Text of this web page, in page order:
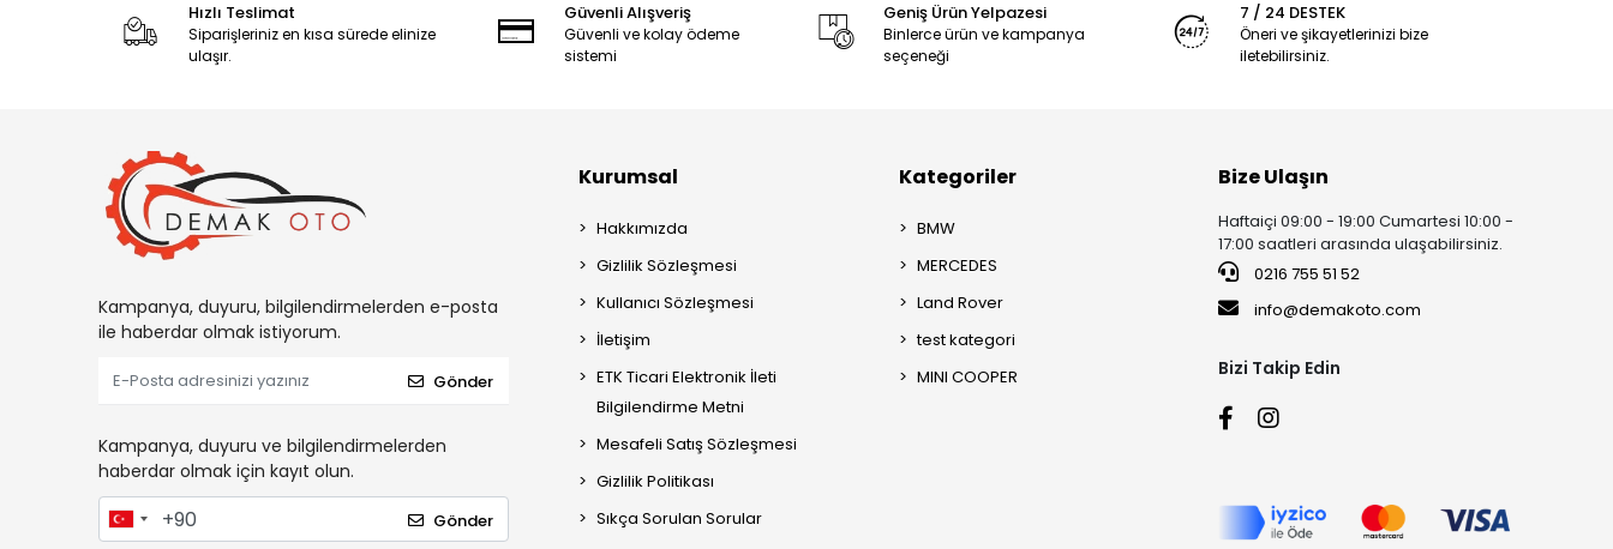
Hızlı Teslimat
Siparişleriniz en kısa sürede elinize
ulaşır.
Güvenli Alışveriş
Güvenli ve kolay ödeme
sistemi
Geniş Ürün Yelpazesi
Binlerce ürün ve kampanya
seçeneği
7 / 24 DESTEK
Öneri ve şikayetlerinizi bize
iletebilirsiniz.
Kampanya, duyuru, bilgilendirmelerden e-posta
ile haberdar olmak istiyorum.
Gönder
Kampanya, duyuru ve bilgilendirmelerden
haberdar olmak için kayıt olun.
Gönder
Kurumsal
Hakkımızda
Gizlilik Sözleşmesi
Kullanıcı Sözleşmesi
İletişim
ETK Ticari Elektronik İleti
Bilgilendirme Metni
Mesafeli Satış Sözleşmesi
Gizlilik Politikası
Sıkça Sorulan Sorular
Kategoriler
BMW
MERCEDES
Land Rover
test kategori
MINI COOPER
Bize Ulaşın
Haftaiçi 09:00 - 19:00 Cumartesi 10:00 -
17:00 saatleri arasında ulaşabilirsiniz.
0216 755 51 52
info@demakoto.com
Bizi Takip Edin